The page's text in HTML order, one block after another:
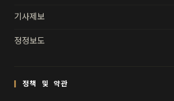
기사제보
정정보도
정책 및 약관